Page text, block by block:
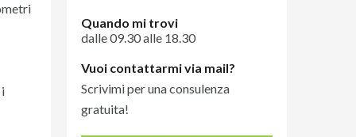
i
Quando mi trovi
dalle 09.30 alle 18.30
Vuoi contattarmi via mail?
Scrivimi per una consulenza
gratuita!